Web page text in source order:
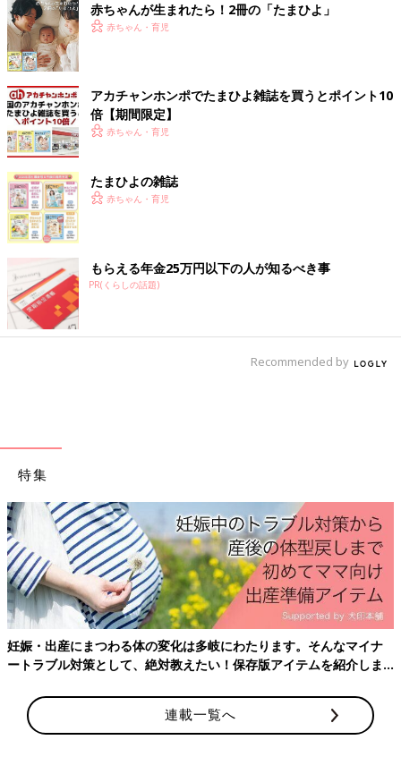
「3歳の誕生日に包丁をプレゼントしました。『正広の子ども用
包丁』です。自分だけの包丁が嬉しくって、モチベーションが上
がったようです」
その他の「正広の子ども用包丁」シリーズはこ
ちら
好きなキャラクターの包丁
赤ちゃんが生まれたら！2冊の「たまひよ」
赤ちゃん・育児
アカチャンホンポでたまひよ雑誌を買うとポイント10
倍【期間限定】
赤ちゃん・育児
たまひよの雑誌
赤ちゃん・育児
もらえる年金25万円以下の人が知るべき事
PR(くらしの話題)
Recommended by
特集
妊娠・出産にまつわる体の変化は多岐にわたります。そんなマイナ
ートラブル対策として、絶対教えたい！保存版アイテムを紹介しま
連載一覧へ